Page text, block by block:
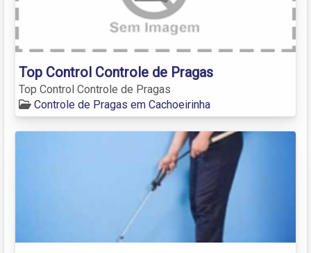
Top Control Controle de Pragas
Top Control Controle de Pragas
Controle de Pragas em Cachoeirinha